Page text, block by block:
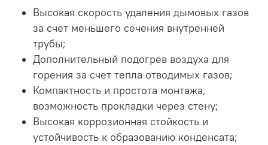
Высокая скорость удаления дымовых газов
за счет меньшего сечения внутренней
трубы;
Дополнительный подогрев воздуха для
горения за счет тепла отводимых газов;
Компактность и простота монтажа,
возможность прокладки через стену;
Высокая коррозионная стойкость и
устойчивость к образованию конденсата;